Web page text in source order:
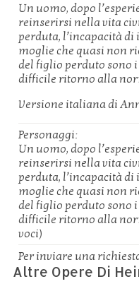
Un uomo, dopo
reinserirsi nella vita
perduta, l’incapacità
moglie che quasi non
del figlio perduto sono
difficile ritorno alla
Versione italiana di
Personaggi:
Un uomo, dopo
reinserirsi nella vita
perduta, l’incapacità
moglie che quasi non
del figlio perduto sono
difficile ritorno alla
voci)
Per inviare una
Altre Opere Di